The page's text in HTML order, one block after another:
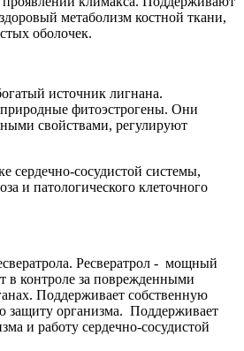
метаболизм костной ткани,
оболочек.
источник лигнана.
фитоэстрогены. Они
свойствами, регулируют
сердечно-сосудистой системы,
и патологического клеточного
Ресвератрол - мощный
в контроле за поврежденными
Поддерживает собственную
защиту организма. Поддерживает
и работу сердечно-сосудистой